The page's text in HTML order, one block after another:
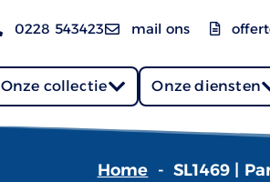
0228 543423 mail ons
Onze collectie Onze diensten
Home - SL1469 |